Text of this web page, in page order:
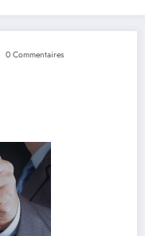
0 Commentaires